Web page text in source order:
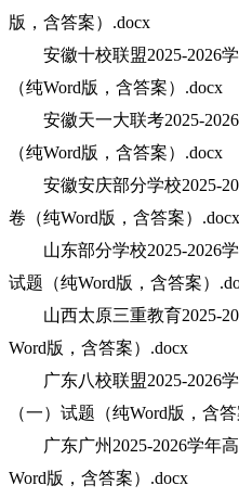
版，含答案）.docx
安徽十校联盟2025-2026学
（纯Word版，含答案）.docx
安徽天一大联考2025-2026
（纯Word版，含答案）.docx
安徽安庆部分学校2025-
卷（纯Word版，含答案）.docx
山东部分学校2025-2026学
试题（纯Word版，含答案）
山西太原三重教育2025-
Word版，含答案）.docx
广东八校联盟2025-2026学
（一）试题（纯Word版，含
广东广州2025-2026学年高
Word版，含答案）.docx